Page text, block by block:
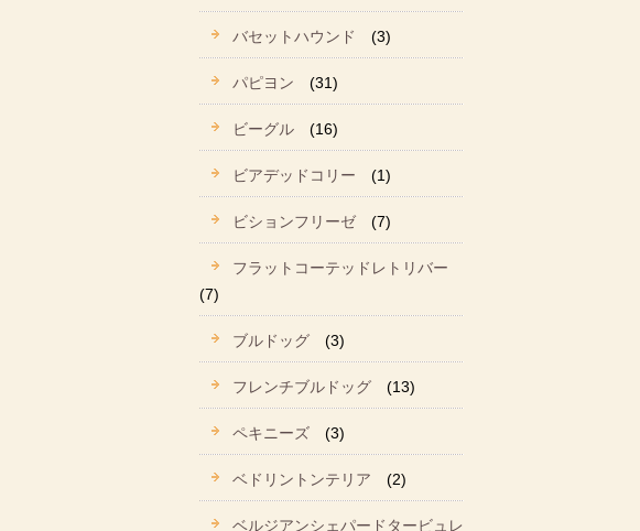
バセットハウンド (3)
パピヨン (31)
ビーグル (16)
ビアデッドコリー (1)
ビションフリーゼ (7)
フラットコーテッドレトリバー
(7)
ブルドッグ (3)
フレンチブルドッグ (13)
ペキニーズ (3)
ベドリントンテリア (2)
ベルジアンシェパードタービュレ